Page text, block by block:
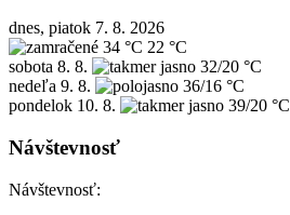
dnes, piatok 7. 8. 2026
34 °C 22 °C
sobota 8. 8.
32/20 °C
nedeľa 9. 8.
36/16 °C
pondelok 10. 8. 39/20 °C
Návštevnosť
Návštevnosť: